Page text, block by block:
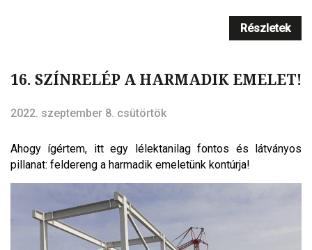
Részletek
16. SZÍNRELÉP A HARMADIK EMELET!
2022. szeptember 8. csütörtök
Ahogy ígértem, itt egy lélektanilag fontos és látványos
pillanat: feldereng a harmadik emeletünk kontúrja!